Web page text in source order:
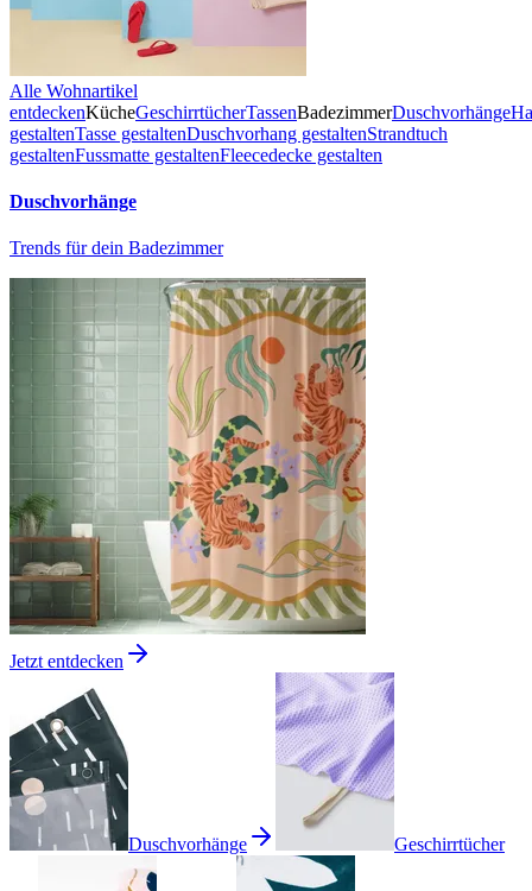
Alle Wohnartikel
entdeckenKücheGeschirrtücherTassenBadezimmerDuschvorhänge
gestaltenTasse gestaltenDuschvorhang gestaltenStrandtuch
gestaltenFussmatte gestaltenFleecedecke gestalten
Duschvorhänge
Trends für dein Badezimmer
Jetzt entdecken
Duschvorhänge Geschirrtücher